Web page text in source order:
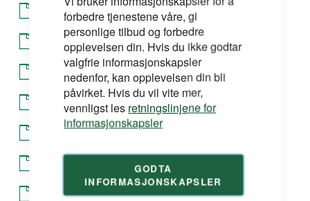
forbedre tjenestene våre, gi
personlige tilbud og forbedre
opplevelsen din. Hvis du ikke godtar
valgfrie informasjonskapsler
nedenfor, kan opplevelsen din bli
påvirket. Hvis du vil vite mer,
vennligst les retningslinjene for
informasjonskapsler
GODTA
INFORMASJONSKAPSLER
Sikkerhetsdatablad
Etikett
YTE Ytelseserklæring
Helse, miljø og sikkerhet faktablad
Produktdatablad
EPD Miljødeklarasjon
Sikkerhetsdatablad